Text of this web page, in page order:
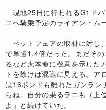
現地25日に行われるG1ド
ニへ騎乗予定のライアン・ム
ベットフェアの取材に対し
で単勝1.4倍だった。まだそ
るなど大本命に敬意を示した
トを除けば混戦に見える。ア
は16ポンドも離れたガンラ
らね。自分の乗るラニも（上
よ」と続けていた。